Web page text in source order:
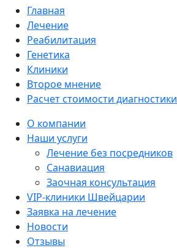
Main navigation
Главная
Лечение
Реабилитация
Генетика
Клиники
Второе мнение
Расчет стоимости диагностики
Sidebar
О компании
Наши услуги
Лечение без посредников
Санавиация
Заочная консультация
VIP-клиники Швейцарии
Заявка на лечение
Новости
Отзывы